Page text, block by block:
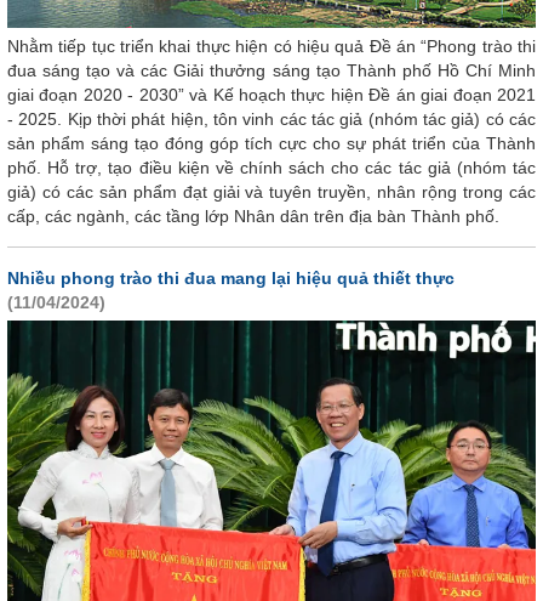
Nhằm tiếp tục triển khai thực hiện có hiệu quả Đề án “Phong trào thi
đua sáng tạo và các Giải thưởng sáng tạo Thành phố Hồ Chí Minh
giai đoạn 2020 - 2030” và Kế hoạch thực hiện Đề án giai đoạn 2021
- 2025. Kịp thời phát hiện, tôn vinh các tác giả (nhóm tác giả) có các
sản phẩm sáng tạo đóng góp tích cực cho sự phát triển của Thành
phố. Hỗ trợ, tạo điều kiện về chính sách cho các tác giả (nhóm tác
giả) có các sản phẩm đạt giải và tuyên truyền, nhân rộng trong các
cấp, các ngành, các tầng lớp Nhân dân trên địa bàn Thành phố.
Nhiều phong trào thi đua mang lại hiệu quả thiết thực
(11/04/2024)